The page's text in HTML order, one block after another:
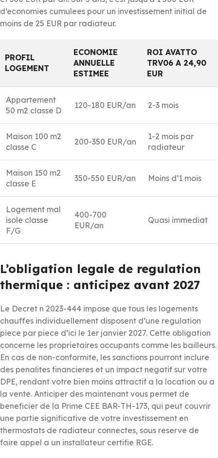
d’economies cumulees pour un investissement initial de
moins de 25 EUR par radiateur.
PROFIL
LOGEMENT
ECONOMIE
ANNUELLE
ESTIMEE
ROI AVATTO
TRV06 A 24,90
EUR
Appartement
50 m2 classe D
120-180 EUR/an 2-3 mois
Maison 100 m2
classe C
200-350 EUR/an
1-2 mois par
radiateur
Maison 150 m2
classe E
350-550 EUR/an Moins d’1 mois
Logement mal
isole classe
F/G
400-700
EUR/an
Quasi immediat
L’obligation legale de regulation
thermique : anticipez avant 2027
Le Decret n 2023-444 impose que tous les logements
chauffes individuellement disposent d’une regulation
piece par piece d’ici le 1er janvier 2027. Cette obligation
concerne les proprietaires occupants comme les bailleurs.
En cas de non-conformite, les sanctions pourront inclure
des penalites financieres et un impact negatif sur votre
DPE, rendant votre bien moins attractif a la location ou a
la vente. Anticiper des maintenant vous permet de
beneficier de la Prime CEE BAR-TH-173, qui peut couvrir
une partie significative de votre investissement en
thermostats de radiateur connectes, sous reserve de
faire appel a un installateur certifie RGE.